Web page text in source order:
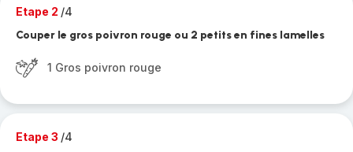
Etape 2 /4
Couper le gros poivron rouge ou 2 petits en fines lamelles
1 Gros poivron rouge
Etape 3 /4